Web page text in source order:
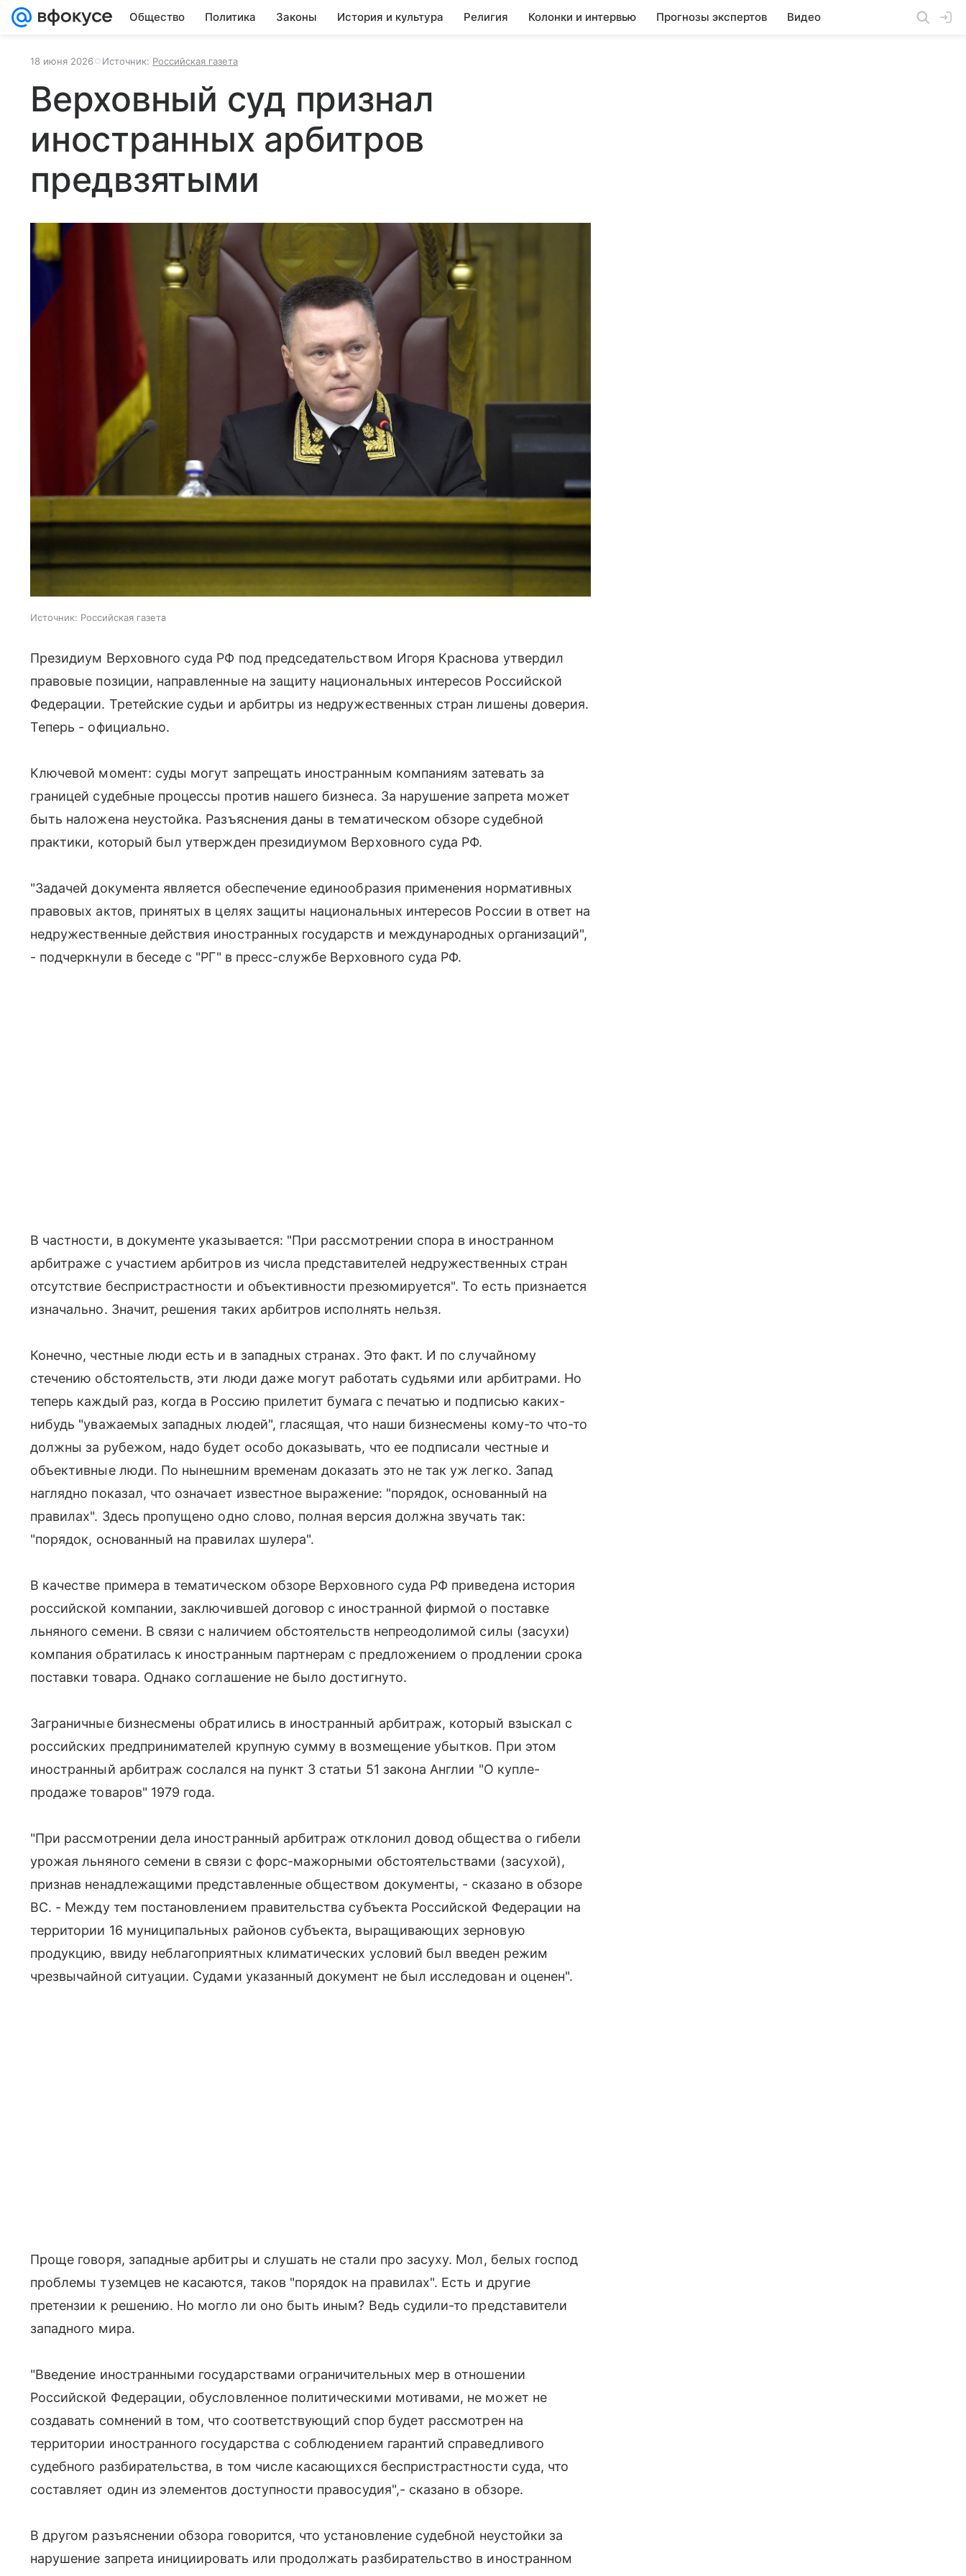
Общество Политика Законы История и культура Религия Колонки и интервью Прогнозы экспертов Видео
18 июня 2026 Источник: Российская газета
Верховный суд признал
иностранных арбитров
предвзятыми
Источник: Российская газета
Президиум Верховного суда РФ под председательством Игоря Краснова утвердил
правовые позиции, направленные на защиту национальных интересов Российской
Федерации. Третейские судьи и арбитры из недружественных стран лишены доверия.
Теперь - официально.
Ключевой момент: суды могут запрещать иностранным компаниям затевать за
границей судебные процессы против нашего бизнеса. За нарушение запрета может
быть наложена неустойка. Разъяснения даны в тематическом обзоре судебной
практики, который был утвержден президиумом Верховного суда РФ.
"Задачей документа является обеспечение единообразия применения нормативных
правовых актов, принятых в целях защиты национальных интересов России в ответ на
недружественные действия иностранных государств и международных организаций",
- подчеркнули в беседе с "РГ" в пресс-службе Верховного суда РФ.
В частности, в документе указывается: "При рассмотрении спора в иностранном
арбитраже с участием арбитров из числа представителей недружественных стран
отсутствие беспристрастности и объективности презюмируется". То есть признается
изначально. Значит, решения таких арбитров исполнять нельзя.
Конечно, честные люди есть и в западных странах. Это факт. И по случайному
стечению обстоятельств, эти люди даже могут работать судьями или арбитрами. Но
теперь каждый раз, когда в Россию прилетит бумага с печатью и подписью каких-
нибудь "уважаемых западных людей", гласящая, что наши бизнесмены кому-то что-то
должны за рубежом, надо будет особо доказывать, что ее подписали честные и
объективные люди. По нынешним временам доказать это не так уж легко. Запад
наглядно показал, что означает известное выражение: "порядок, основанный на
правилах". Здесь пропущено одно слово, полная версия должна звучать так:
"порядок, основанный на правилах шулера".
В качестве примера в тематическом обзоре Верховного суда РФ приведена история
российской компании, заключившей договор с иностранной фирмой о поставке
льняного семени. В связи с наличием обстоятельств непреодолимой силы (засухи)
компания обратилась к иностранным партнерам с предложением о продлении срока
поставки товара. Однако соглашение не было достигнуто.
Заграничные бизнесмены обратились в иностранный арбитраж, который взыскал с
российских предпринимателей крупную сумму в возмещение убытков. При этом
иностранный арбитраж сослался на пункт 3 статьи 51 закона Англии "О купле-
продаже товаров" 1979 года.
"При рассмотрении дела иностранный арбитраж отклонил довод общества о гибели
урожая льняного семени в связи с форс-мажорными обстоятельствами (засухой),
признав ненадлежащими представленные обществом документы, - сказано в обзоре
ВС. - Между тем постановлением правительства субъекта Российской Федерации на
территории 16 муниципальных районов субъекта, выращивающих зерновую
продукцию, ввиду неблагоприятных климатических условий был введен режим
чрезвычайной ситуации. Судами указанный документ не был исследован и оценен".
Проще говоря, западные арбитры и слушать не стали про засуху. Мол, белых господ
проблемы туземцев не касаются, таков "порядок на правилах". Есть и другие
претензии к решению. Но могло ли оно быть иным? Ведь судили-то представители
западного мира.
"Введение иностранными государствами ограничительных мер в отношении
Российской Федерации, обусловленное политическими мотивами, не может не
создавать сомнений в том, что соответствующий спор будет рассмотрен на
территории иностранного государства с соблюдением гарантий справедливого
судебного разбирательства, в том числе касающихся беспристрастности суда, что
составляет один из элементов доступности правосудия",- сказано в обзоре.
В другом разъяснении обзора говорится, что установление судебной неустойки за
нарушение запрета инициировать или продолжать разбирательство в иностранном